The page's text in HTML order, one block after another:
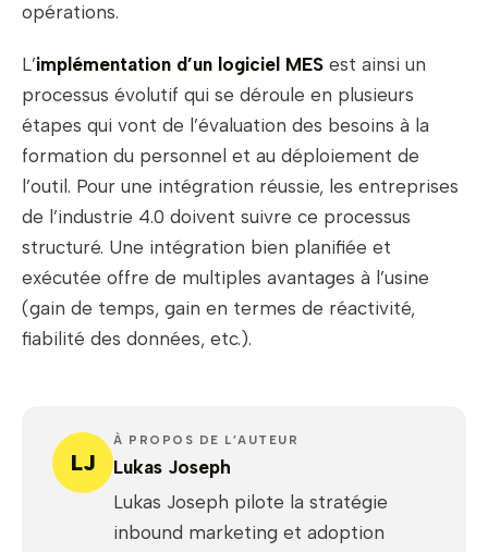
opérations.
L’implémentation d’un logiciel MES est ainsi un
processus évolutif qui se déroule en plusieurs
étapes qui vont de l’évaluation des besoins à la
formation du personnel et au déploiement de
l’outil. Pour une intégration réussie, les entreprises
de l’industrie 4.0 doivent suivre ce processus
structuré. Une intégration bien planifiée et
exécutée offre de multiples avantages à l’usine
(gain de temps, gain en termes de réactivité,
fiabilité des données, etc.).
LJ
À PROPOS DE L’AUTEUR
Lukas Joseph
Lukas Joseph pilote la stratégie
inbound marketing et adoption